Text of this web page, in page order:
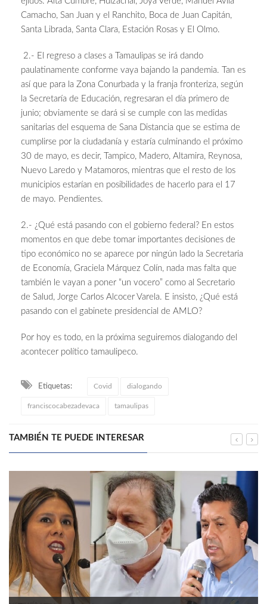
Camacho, San Juan y el Ranchito, Boca de Juan Capitán,
Santa Librada, Santa Clara, Estación Rosas y El Olmo.
2.- El regreso a clases a Tamaulipas se irá dando
paulatinamente conforme vaya bajando la pandemia. Tan es
así que para la Zona Conurbada y la franja fronteriza, según
la Secretaría de Educación, regresaran el día primero de
junio; obviamente se dará si se cumple con las medidas
sanitarias del esquema de Sana Distancia que se estima de
cumplirse por la ciudadanía y estaría culminando el próximo
30 de mayo, es decir, Tampico, Madero, Altamira, Reynosa,
Nuevo Laredo y Matamoros, mientras que el resto de los
municipios estarían en posibilidades de hacerlo para el 17
de mayo. Pendientes.
2.- ¿Qué está pasando con el gobierno federal? En estos
momentos en que debe tomar importantes decisiones de
tipo económico no se aparece por ningún lado la Secretaria
de Economía, Graciela Márquez Colín, nada mas falta que
también le vayan a poner “un vocero” como al Secretario
de Salud, Jorge Carlos Alcocer Varela. E insisto, ¿Qué está
pasando con el gabinete presidencial de AMLO?
Por hoy es todo, en la próxima seguiremos dialogando del
acontecer político tamaulipeco.
Etiquetas: Covid dialogando
franciscocabezadevaca tamaulipas
TAMBIÉN TE PUEDE INTERESAR